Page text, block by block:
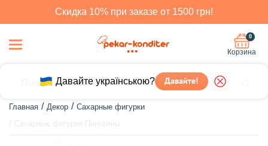
Скидка 10% при заказе от 1500 грн!
Давайте українською? Давайте!
0
Корзина
Главная Декор
Сахарные фигурки